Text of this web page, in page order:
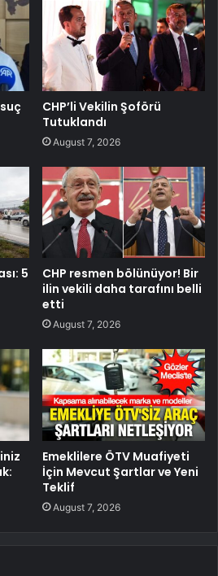
CHP’li Vekilin Şoförü
Tutuklandı
August 7, 2026
5
CHP resmen bölünüyor! Bir
ilin vekili daha tarafını belli
etti
August 7, 2026
Emeklilere ÖTV Muafiyeti
İçin Mevcut Şartlar ve Yeni
Teklif
August 7, 2026